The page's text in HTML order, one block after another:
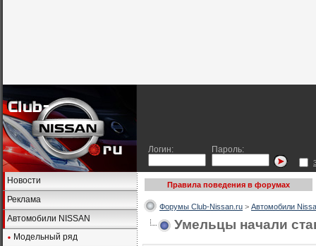
Логин: Пароль:
Новости
Реклама
Автомобили NISSAN
Модельный ряд
Правила поведения в форумах
Форумы Club-Nissan.ru > Автомобили
Умельцы начали